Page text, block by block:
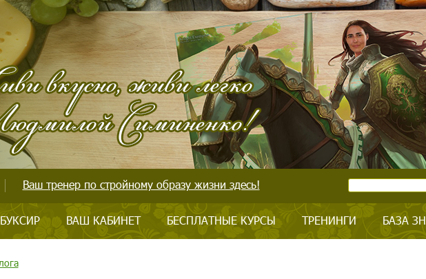
Ваш тренер по стройному образу жизни здесь!
БУКСИР ВАШ КАБИНЕТ БЕСПЛАТНЫЕ КУРСЫ ТРЕНИНГИ БАЗА